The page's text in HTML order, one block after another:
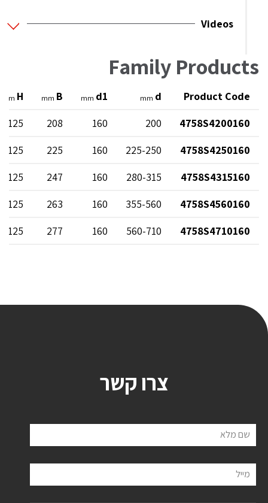
Videos
Family Products
Product Code
d
mm
d1
mm
B
mm
H
mm
4758S4200160
200
160
208
125
4758S4250160
225-250
160
225
125
4758S4315160
280-315
160
247
125
4758S4560160
355-560
160
263
125
4758S4710160
560-710
160
277
125
צרו קשר
שם מלא
מייל